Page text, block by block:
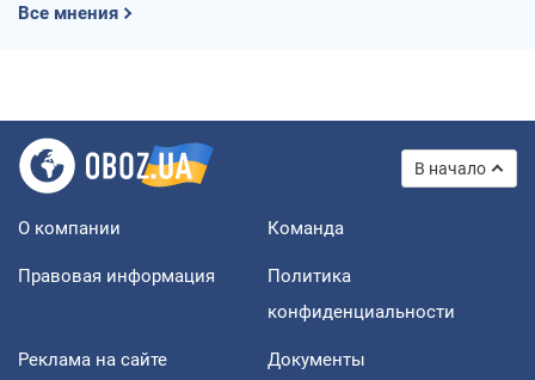
Все мнения
В начало
О компании Команда
Правовая информация
Политика
конфиденциальности
Реклама на сайте Документы